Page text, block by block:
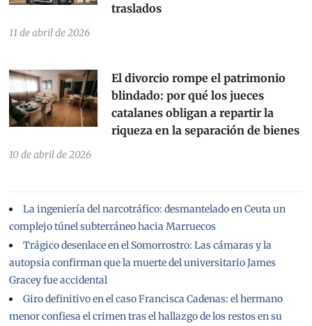
traslados
11 de abril de 2026
El divorcio rompe el patrimonio
blindado: por qué los jueces
catalanes obligan a repartir la
riqueza en la separación de bienes
10 de abril de 2026
La ingeniería del narcotráfico: desmantelado en Ceuta un
complejo túnel subterráneo hacia Marruecos
Trágico desenlace en el Somorrostro: Las cámaras y la
autopsia confirman que la muerte del universitario James
Gracey fue accidental
Giro definitivo en el caso Francisca Cadenas: el hermano
menor confiesa el crimen tras el hallazgo de los restos en su